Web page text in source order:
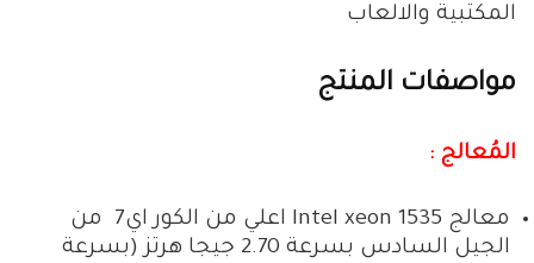
المكتبية والالعاب
مواصفات المنتج
المُعالج :
معالج Intel xeon 1535 اعلي من الكور اي7 من
الجيل السادس بسرعة 2.70 جيجا هرتز (بسرعة